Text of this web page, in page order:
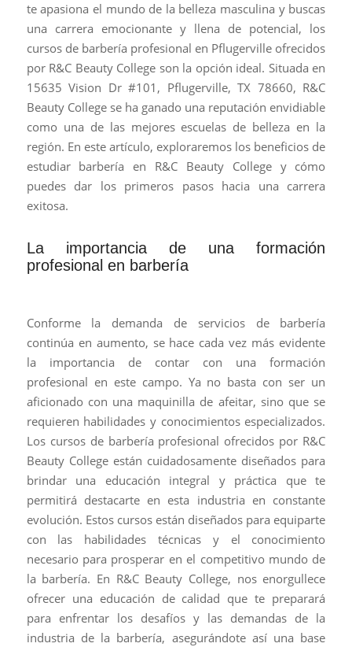
te apasiona el mundo de la belleza masculina y buscas
una carrera emocionante y llena de potencial, los
cursos de barbería profesional en Pflugerville ofrecidos
por R&C Beauty College son la opción ideal. Situada en
15635 Vision Dr #101, Pflugerville, TX 78660, R&C
Beauty College se ha ganado una reputación envidiable
como una de las mejores escuelas de belleza en la
región. En este artículo, exploraremos los beneficios de
estudiar barbería en R&C Beauty College y cómo
puedes dar los primeros pasos hacia una carrera
exitosa.
La importancia de una formación
profesional en barbería
Conforme la demanda de servicios de barbería
continúa en aumento, se hace cada vez más evidente
la importancia de contar con una formación
profesional en este campo. Ya no basta con ser un
aficionado con una maquinilla de afeitar, sino que se
requieren habilidades y conocimientos especializados.
Los cursos de barbería profesional ofrecidos por R&C
Beauty College están cuidadosamente diseñados para
brindar una educación integral y práctica que te
permitirá destacarte en esta industria en constante
evolución. Estos cursos están diseñados para equiparte
con las habilidades técnicas y el conocimiento
necesario para prosperar en el competitivo mundo de
la barbería. En R&C Beauty College, nos enorgullece
ofrecer una educación de calidad que te preparará
para enfrentar los desafíos y las demandas de la
industria de la barbería, asegurándote así una base